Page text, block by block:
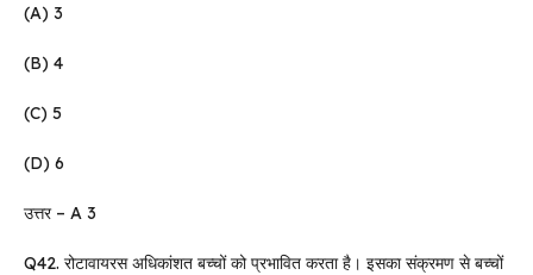
(A) 3
(B) 4
(C) 5
(D) 6
उत्तर – A 3
Q42. रोटावायरस अधिकांशत बच्चों को प्रभावित करता है। इसका संक्रमण से बच्चों